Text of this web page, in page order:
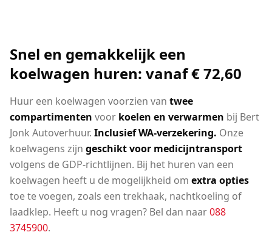
Snel en gemakkelijk een
koelwagen huren: vanaf € 72,60
Huur een koelwagen voorzien van twee
compartimenten voor koelen en verwarmen bij Bert
Jonk Autoverhuur. Inclusief WA-verzekering. Onze
koelwagens zijn geschikt voor medicijntransport
volgens de GDP-richtlijnen. Bij het huren van een
koelwagen heeft u de mogelijkheid om extra opties
toe te voegen, zoals een trekhaak, nachtkoeling of
laadklep. Heeft u nog vragen? Bel dan naar088
3745900.